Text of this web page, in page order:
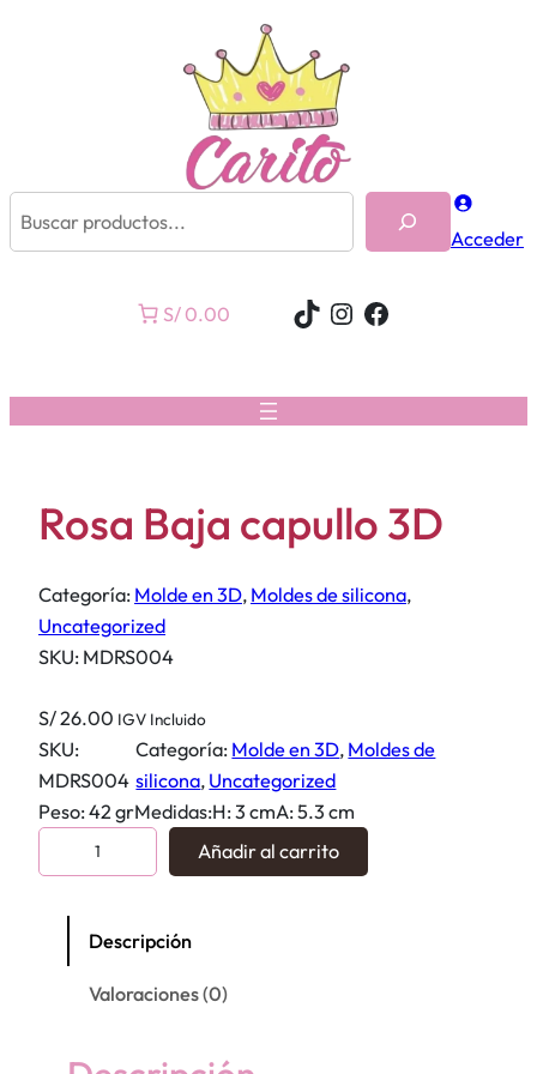
Acceder
S/ 0.00 TikTok
Instagram
Facebook
Rosa Baja capullo 3D
Categoría: Molde en 3D, Moldes de silicona
Uncategorized
SKU: MDRS004
S/26.00 IGV Incluido
SKU:
MDRS004
Categoría: Molde en 3D, Moldes de
silicona, Uncategorized
Peso: 42 grMedidas:H: 3 cmA: 5.3 cm
o
Añadir al carrito
Descripción
Valoraciones (0)